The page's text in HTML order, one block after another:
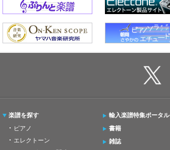
楽譜を探す
ピアノ
エレクトーン
輸入楽譜特集ポータル
書籍
雑誌